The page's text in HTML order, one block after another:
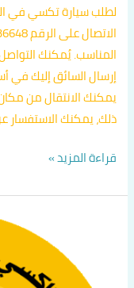
لطلب سيارة تكسي في
المناسب. يُمكنك
إرسال السائق إليك
يمكنك الانتقال من مكان
ذلك، يمكنك الاستفسار
قراءة المزيد »
التاكسي